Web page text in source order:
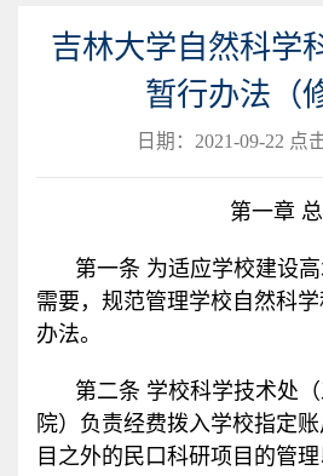
吉林大学自然科学
暂行办法（
日期：2021-09-22 点
第一章 总
第一条 为适应学校建设
需要，规范管理学校自然科
办法。
第二条 学校科学技术处
院）负责经费拨入学校指定
目之外的民口科研项目的管